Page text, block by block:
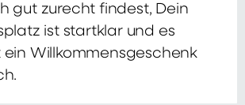
gut zurecht findest, Dein
ist startklar und es
Willkommensgeschenk